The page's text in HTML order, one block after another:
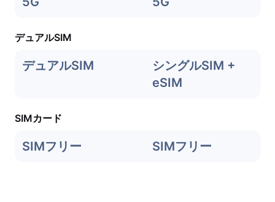
デュアルSIM
デュアルSIM
シングルSIM +
eSIM
SIMカード
SIMフリー SIMフリー